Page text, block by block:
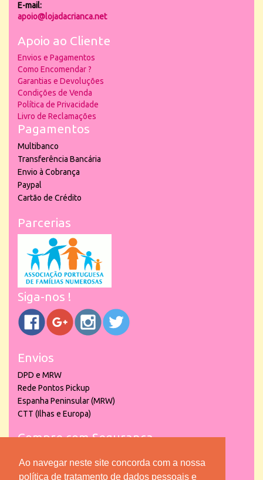
Ao navegar neste site concorda com a nossa
política de tratamento de dados pessoais e
E-mail:
apoio@lojadacrianca.net
Apoio ao Cliente
Envios e Pagamentos
Como Encomendar ?
Garantias e Devoluções
Condições de Venda
Política de Privacidade
Livro de Reclamações
Pagamentos
Multibanco
Transferência Bancária
Envio à Cobrança
Paypal
Cartão de Crédito
Parcerias
Siga-nos !
Envios
DPD e MRW
Rede Pontos Pickup
Espanha Peninsular (MRW)
CTT (Ilhas e Europa)
Compre com Segurança